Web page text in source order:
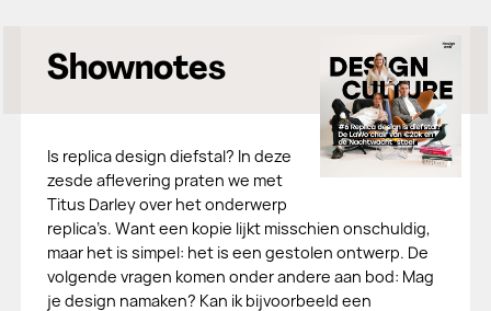
Shownotes
Is replica design diefstal? In deze
zesde aflevering praten we met
Titus Darley over het onderwerp
replica’s. Want een kopie lijkt misschien onschuldig,
maar het is simpel: het is een gestolen ontwerp. De
volgende vragen komen onder andere aan bod: Mag
je design namaken? Kan ik bijvoorbeeld een